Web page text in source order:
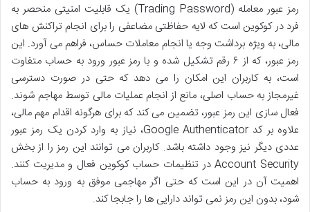
رمز عبور معامله (Trading Password) یک قابلیت امنیتی منحصر به
فرد در کوکوین است که لایه حفاظتی مضاعفی را برای انجام تراکنش های
مالی، به ویژه برداشت وجه یا انجام معاملات حساس، فراهم می آورد. این
رمز عبور، که از ۶ رقم تشکیل شده و با رمز عبور ورود به حساب متفاوت
است، به کاربران این امکان را می دهد که حتی در صورت دسترسی
غیرمجاز به حساب اصلی، مانع از انجام عملیات مالی توسط مهاجم شوند.
فعال سازی این رمز عبور، تضمین می کند که برای هرگونه اقدام مهم مالی،
علاوه بر کد Google Authenticator، نیاز به وارد کردن یک رمز عبور
عددی دیگر نیز وجود داشته باشد. کاربران می توانند این رمز را از بخش
Account Security در تنظیمات حساب کوکوین فعال و مدیریت کنند.
اهمیت آن در این است که حتی اگر مهاجمی موفق به ورود به حساب
شود، بدون این رمز نمی تواند دارایی ها را جابجا کند.